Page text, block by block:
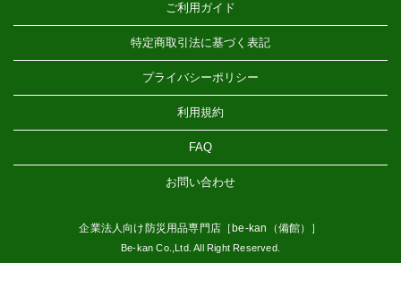
ご利用ガイド
特定商取引法に基づく表記
プライバシーポリシー
利用規約
FAQ
お問い合わせ
企業法人向け防災用品専門店［be-kan（備館）］
Be-kan Co.,Ltd. All Right Reserved.